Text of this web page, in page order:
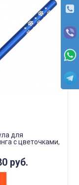
для
с цветочками,
руб.